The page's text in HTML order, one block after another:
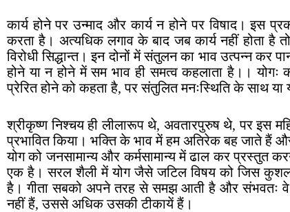
कार्य होने पर उन्माद और कार्य न होने पर विषाद। इस
करता है। अत्यधिक लगाव के बाद जब कार्य नहीं होता है
विरोधी सिद्धान्त। इन दोनों में संतुलन का भाव उत्पन्न
होने या न होने में सम भाव ही समत्व कहलाता है।।
प्रेरित होने को कहता है, पर संतुलित मनःस्थिति के साथ या
श्रीकृष्ण निश्चय ही लीलारूप थे, अवतारपुरुष थे, पर इस
प्रभावित किया। भक्ति के भाव में हम अतिरेक बह जाते हैं
योग को जनसामान्य और कर्मसामान्य में ढाल कर प्रस्तुत
एक है। सरल शैली में योग जैसे जटिल विषय को जिस
है। गीता सबको अपने तरह से समझ आती है और संभवतः वे
नहीं हैं, उससे अधिक उसकी टीकायें हैं।